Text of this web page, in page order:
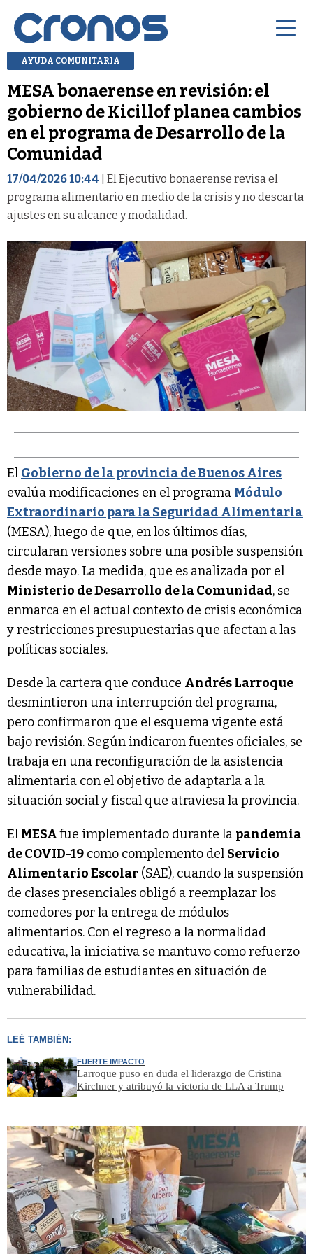
AYUDA COMUNITARIA
MESA bonaerense en revisión: el
gobierno de Kicillof planea cambios
en el programa de Desarrollo de la
Comunidad
17/04/2026 10:44 | El Ejecutivo bonaerense revisa el
programa alimentario en medio de la crisis y no descarta
ajustes en su alcance y modalidad.
El Gobierno de la provincia de Buenos Aires
evalúa modificaciones en el programa Módulo
Extraordinario para la Seguridad Alimentaria
(MESA), luego de que, en los últimos días,
circularan versiones sobre una posible suspensión
desde mayo. La medida, que es analizada por el
Ministerio de Desarrollo de la Comunidad, se
enmarca en el actual contexto de crisis económica
y restricciones presupuestarias que afectan a las
políticas sociales.
Desde la cartera que conduce Andrés Larroque
desmintieron una interrupción del programa,
pero confirmaron que el esquema vigente está
bajo revisión. Según indicaron fuentes oficiales, se
trabaja en una reconfiguración de la asistencia
alimentaria con el objetivo de adaptarla a la
situación social y fiscal que atraviesa la provincia.
El MESAfue implementado durante la pandemia
de COVID-19 como complemento del Servicio
Alimentario Escolar (SAE), cuando la suspensión
de clases presenciales obligó a reemplazar los
comedores por la entrega de módulos
alimentarios. Con el regreso a la normalidad
educativa, la iniciativa se mantuvo como refuerzo
para familias de estudiantes en situación de
vulnerabilidad.
LEÉ TAMBIÉN:
FUERTE IMPACTO
Larroque puso en duda el liderazgo de Cristina
Kirchner y atribuyó la victoria de LLA a Trump